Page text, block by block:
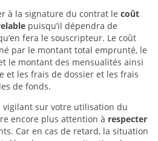
à la signature du contrat le coût
puisqu’il dépendra de
fera le souscripteur. Le coût
par le montant total emprunté, le
le montant des mensualités ainsi
et les frais de dossier et les frais
de fonds.
vigilant sur votre utilisation du
encore plus attention à respecter
Car en cas de retard, la situation